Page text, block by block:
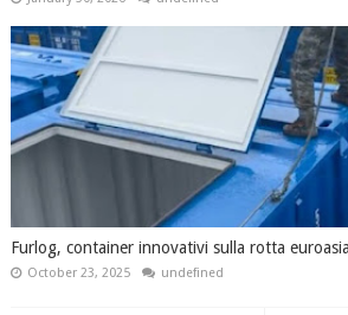
Furlog, container innovativi sulla rotta
October 23, 2025 undefined